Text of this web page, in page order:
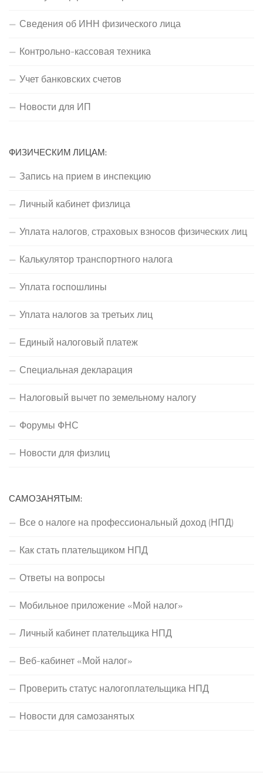
Сведения об ИНН физического лица
Контрольно-кассовая техника
Учет банковских счетов
Новости для ИП
ФИЗИЧЕСКИМ ЛИЦАМ:
Запись на прием в инспекцию
Личный кабинет физлица
Уплата налогов, страховых взносов физических лиц
Калькулятор транспортного налога
Уплата госпошлины
Уплата налогов за третьих лиц
Единый налоговый платеж
Специальная декларация
Налоговый вычет по земельному налогу
Форумы ФНС
Новости для физлиц
САМОЗАНЯТЫМ:
Все о налоге на профессиональный доход (НПД)
Как стать плательщиком НПД
Ответы на вопросы
Мобильное приложение «Мой налог»
Личный кабинет плательщика НПД
Веб-кабинет «Мой налог»
Проверить статус налогоплательщика НПД
Новости для самозанятых